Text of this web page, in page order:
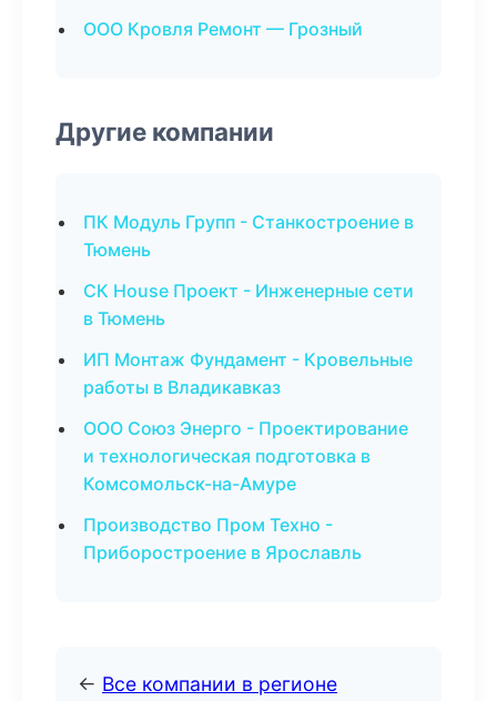
ООО Кровля Ремонт — Грозный
Другие компании
ПК Модуль Групп - Станкостроение в
Тюмень
СК House Проект - Инженерные сети
в Тюмень
ИП Монтаж Фундамент - Кровельные
работы в Владикавказ
ООО Союз Энерго - Проектирование
и технологическая подготовка в
Комсомольск-на-Амуре
Производство Пром Техно -
Приборостроение в Ярославль
← Все компании в регионе